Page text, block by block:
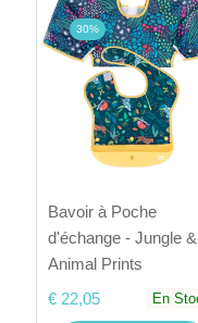
30%
Bavoir à Poche
d'échange - Jungle &
Animal Prints
€ 22,05
En